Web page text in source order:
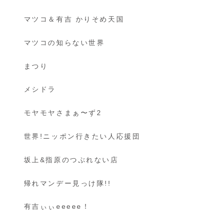
マツコ＆有吉 かりそめ天国
マツコの知らない世界
まつり
メシドラ
モヤモヤさまぁ〜ず2
世界!ニッポン行きたい人応援団
坂上&指原のつぶれない店
帰れマンデー見っけ隊!!
有吉ぃぃeeeee！